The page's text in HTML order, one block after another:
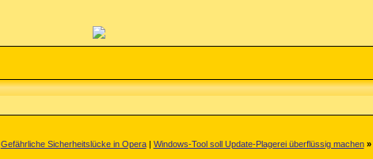
Gefährliche Sicherheitslücke in Opera| Windows-Tool soll Update-Plagerei überflüssig machen »